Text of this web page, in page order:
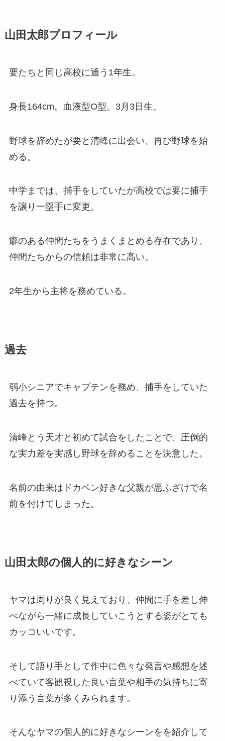
山田太郎プロフィール
要たちと同じ高校に通う1年生。
身長164cm。血液型O型。3月3日生。
野球を辞めたが要と清峰に出会い、再び野球を始
める。
中学までは、捕手をしていたが高校では要に捕手
を譲り一塁手に変更。
癖のある仲間たちをうまくまとめる存在であり、
仲間たちからの信頼は非常に高い。
2年生から主将を務めている。
過去
弱小シニアでキャプテンを務め、捕手をしていた
過去を持つ。
清峰とう天才と初めて試合をしたことで、圧倒的
な実力差を実感し野球を辞めることを決意した。
名前の由来はドカベン好きな父親が悪ふざけで名
前を付けてしまった。
山田太郎の個人的に好きなシーン
ヤマは周りが良く見えており、仲間に手を差し伸
べながら一緒に成長していこうとする姿がとても
カッコいいです。
そして語り手として作中に色々な発言や感想を述
べていて客観視した良い言葉や相手の気持ちに寄
り添う言葉が多くみられます。
そんなヤマの個人的に好きなシーンをを紹介して